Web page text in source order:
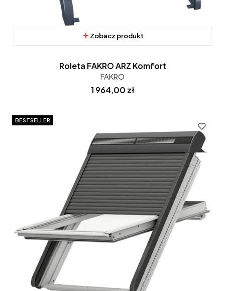
Zobacz produkt
Roleta FAKRO ARZ Komfort
FAKRO
Cena
1 964,00 zł
BESTSELLER